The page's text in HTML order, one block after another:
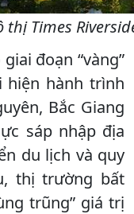
Times
đoạn “vàng”
hiện hành trình
Bắc Giang
sáp nhập địa
du lịch và quy
thị trường bất
trũng” giá trị